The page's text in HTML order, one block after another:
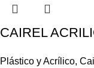
CAIREL
Plástico y Acrílico,